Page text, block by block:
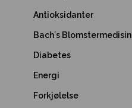
Antioksidanter
Bach´s Blomstermedisin
Diabetes
Energi
Forkjølelse